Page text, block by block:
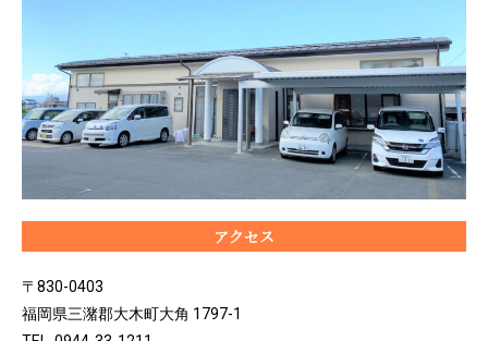
アクセス
〒830-0403
福岡県三潴郡大木町大角 1797-1